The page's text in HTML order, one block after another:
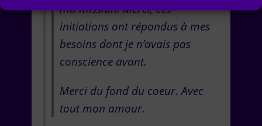
ma mission. Merci, ces
initiations ont répondus à mes
besoins dont je n’avais pas
conscience avant.
Merci du fond du coeur. Avec
tout mon amour.